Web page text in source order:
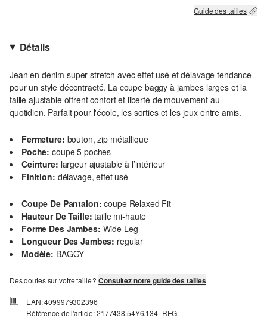
Guide des tailles
Détails
Jean en denim super stretch avec effet usé et délavage tendance
pour un style décontracté. La coupe baggy à jambes larges et la
taille ajustable offrent confort et liberté de mouvement au
quotidien. Parfait pour l'école, les sorties et les jeux entre amis.
Fermeture: bouton, zip métallique
Poche: coupe 5 poches
Ceinture: largeur ajustable à l’intérieur
Finition: délavage, effet usé
Coupe De Pantalon: coupe Relaxed Fit
Hauteur De Taille: taille mi-haute
Forme Des Jambes: Wide Leg
Longueur Des Jambes: regular
Modèle: BAGGY
Des doutes sur votre taille ?Consultez notre guide des tailles
EAN: 4099979302396
Référence de l'article: 2177438.54Y6.134_REG